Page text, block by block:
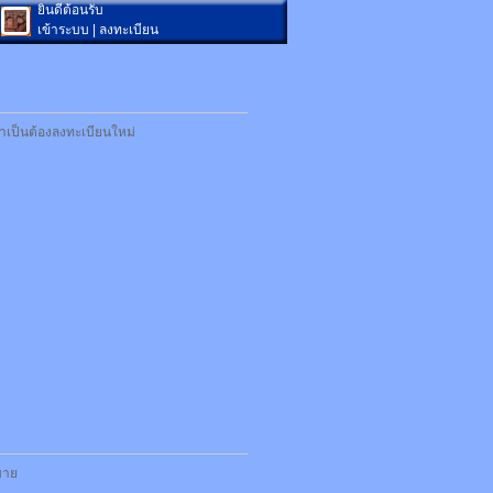
ยินดีต้อนรับ
เข้าระบบ
ลงทะเบียน
ป็นต้องลงทะเบียนใหม่
ย